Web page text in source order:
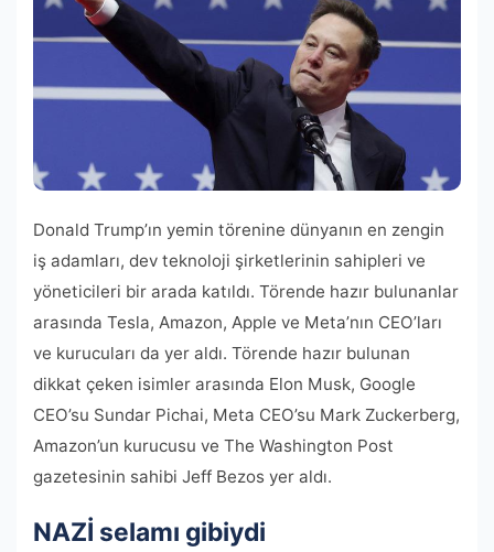
Donald Trump’ın yemin törenine dünyanın en zengin
iş adamları, dev teknoloji şirketlerinin sahipleri ve
yöneticileri bir arada katıldı. Törende hazır bulunanlar
arasında Tesla, Amazon, Apple ve Meta’nın CEO’ları
ve kurucuları da yer aldı. Törende hazır bulunan
dikkat çeken isimler arasında Elon Musk, Google
CEO’su Sundar Pichai, Meta CEO’su Mark Zuckerberg,
Amazon’un kurucusu ve The Washington Post
gazetesinin sahibi Jeff Bezos yer aldı.
NAZİ selamı gibiydi